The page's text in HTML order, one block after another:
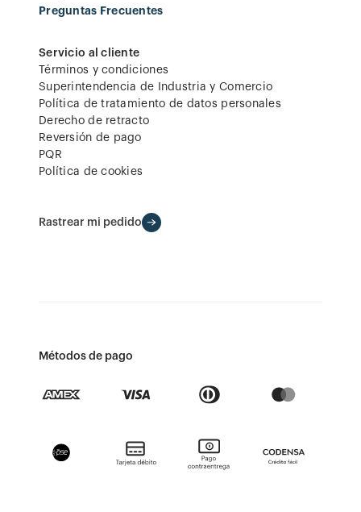
Preguntas Frecuentes
Servicio al cliente
Términos y condiciones
Superintendencia de Industria y Comercio
Política de tratamiento de datos personales
Derecho de retracto
Reversión de pago
PQR
Política de cookies
Rastrear mi pedido
Métodos de pago